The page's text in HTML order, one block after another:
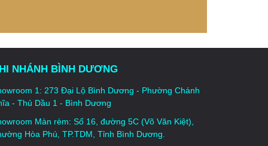
NHÁNH BÌNH DƯƠNG
1: 273 Đại Lộ Bình Dương - Phường Chánh
- Thủ Dầu 1 - Bình Dương
Màn rèm: Số 16, đường 5C (Võ Văn Kiệt),
Hòa Phú, TP.TDM, Tỉnh Bình Dương.